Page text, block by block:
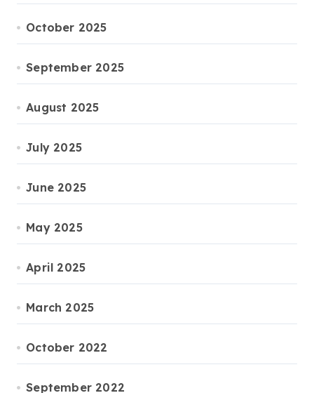
October 2025
September 2025
August 2025
July 2025
June 2025
May 2025
April 2025
March 2025
October 2022
September 2022